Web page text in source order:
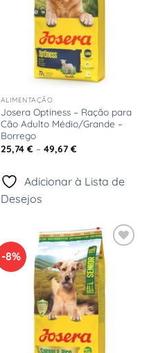
ALIMENTAÇÃO
Josera Optiness – Ração para
Cão Adulto Médio/Grande –
Borrego
25,74 € – 49,67 €Price
49,67 €
Adicionar à Lista de
Desejos
-8%
Adicionar
à Lista
Desejos